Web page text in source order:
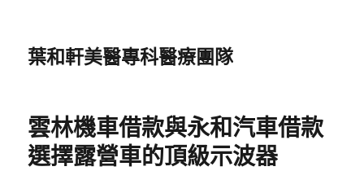
葉和軒美醫專科醫療團隊
雲林機車借款與永和汽車借款
選擇露營車的頂級示波器